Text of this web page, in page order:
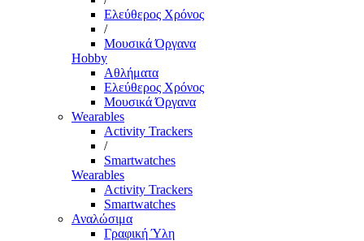
Ελεύθερος Χρόνος
/
Μουσικά Όργανα
Hobby
Αθλήματα
Ελεύθερος Χρόνος
Μουσικά Όργανα
Wearables
Activity Trackers
/
Smartwatches
Wearables
Activity Trackers
Smartwatches
Αναλώσιμα
Γραφική Ύλη